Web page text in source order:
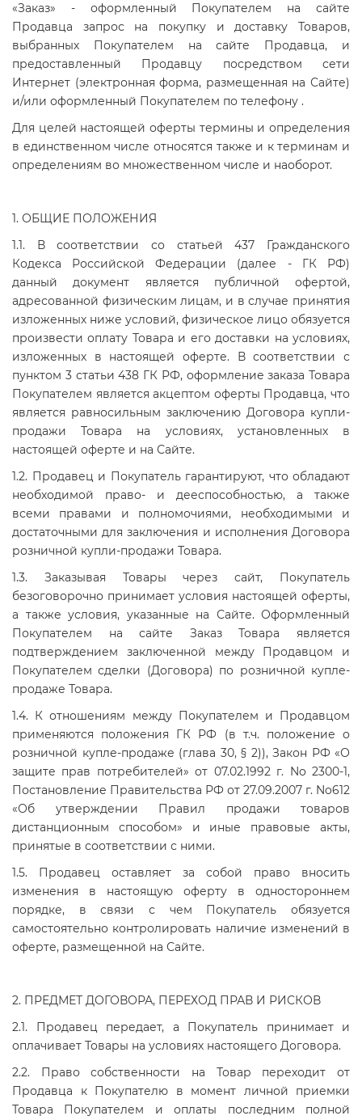
«Заказ» - оформленный Покупателем на сайте
Продавца запрос на покупку и доставку Товаров,
выбранных Покупателем на сайте Продавца, и
предоставленный Продавцу посредством сети
Интернет (электронная форма, размещенная на Сайте)
и/или оформленный Покупателем по телефону .
Для целей настоящей оферты термины и определения
в единственном числе относятся также и к терминам и
определениям во множественном числе и наоборот.
1. ОБЩИЕ ПОЛОЖЕНИЯ
1.1. В соответствии со статьей 437 Гражданского
Кодекса Российской Федерации (далее - ГК РФ)
данный документ является публичной офертой,
адресованной физическим лицам, и в случае принятия
изложенных ниже условий, физическое лицо обязуется
произвести оплату Товара и его доставки на условиях,
изложенных в настоящей оферте. В соответствии с
пунктом 3 статьи 438 ГК РФ, оформление заказа Товара
Покупателем является акцептом оферты Продавца, что
является равносильным заключению Договора купли-
продажи Товара на условиях, установленных в
настоящей оферте и на Сайте.
1.2. Продавец и Покупатель гарантируют, что обладают
необходимой право- и дееспособностью, а также
всеми правами и полномочиями, необходимыми и
достаточными для заключения и исполнения Договора
розничной купли-продажи Товара.
1.3. Заказывая Товары через сайт, Покупатель
безоговорочно принимает условия настоящей оферты,
а также условия, указанные на Сайте. Оформленный
Покупателем на сайте Заказ Товара является
подтверждением заключенной между Продавцом и
Покупателем сделки (Договора) по розничной купле-
продаже Товара.
1.4. К отношениям между Покупателем и Продавцом
применяются положения ГК РФ (в т.ч. положение о
розничной купле-продаже (глава 30, § 2)), Закон РФ «О
защите прав потребителей» от 07.02.1992 г. No 2300-1,
Постановление Правительства РФ от 27.09.2007 г. No612
«Об утверждении Правил продажи товаров
дистанционным способом» и иные правовые акты,
принятые в соответствии с ними.
1.5. Продавец оставляет за собой право вносить
изменения в настоящую оферту в одностороннем
порядке, в связи с чем Покупатель обязуется
самостоятельно контролировать наличие изменений в
оферте, размещенной на Сайте.
2. ПРЕДМЕТ ДОГОВОРА, ПЕРЕХОД ПРАВ И РИСКОВ
2.1. Продавец передает, а Покупатель принимает и
оплачивает Товары на условиях настоящего Договора.
2.2. Право собственности на Товар переходит от
Продавца к Покупателю в момент личной приемки
Товара Покупателем и оплаты последним полной